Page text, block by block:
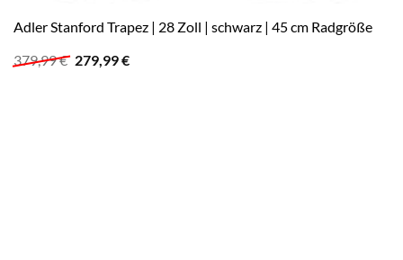
Adler Stanford Trapez | 28 Zoll | schwarz | 45 cm Radgröße
379,99€ Ursprünglicher
279,99€Aktueller